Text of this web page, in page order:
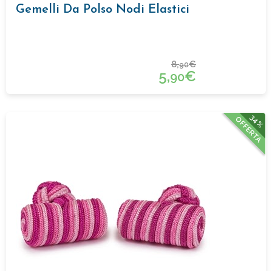
Gemelli Da Polso Nodi Elastici
8,90€
5,90€
34%
OFFERTA